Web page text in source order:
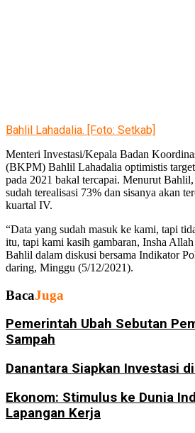
Bahlil Lahadalia. [Foto: Setkab]
Menteri Investasi/Kepala Badan
(BKPM) Bahlil Lahadalia optimistis
pada 2021 bakal tercapai. Menurut
sudah terealisasi 73% dan sisanya akan
kuartal IV.
“Data yang sudah masuk ke kami, tapi
itu, tapi kami kasih gambaran, Insha
Bahlil dalam diskusi bersama Indikator
daring, Minggu (5/12/2021).
BacaJuga
Pemerintah Ubah Sebutan
Sampah
Danantara Siapkan Investasi di
Ekonom: Stimulus ke Dunia
Lapangan Kerja